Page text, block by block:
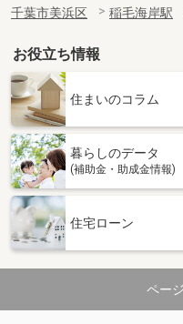
千葉市美浜区
稲毛海岸駅
お役立ち情報
住まいのコラム
暮らしのデータ
(補助金・助成金情報)
住宅ローン
ペー